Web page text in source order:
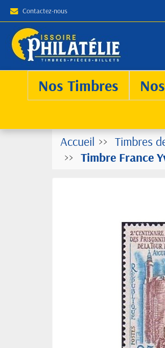
Contactez-nous
Nos Timbres
Accueil Timbres
Timbre France